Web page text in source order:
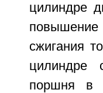
цилиндре
повышение
сжигания
цилиндре
поршня в